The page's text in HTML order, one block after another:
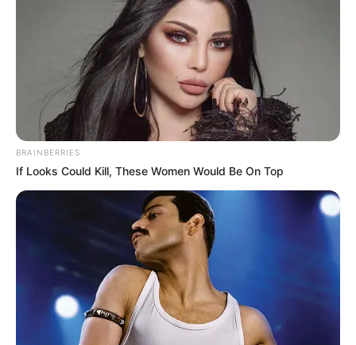
BRAINBERRIES
If Looks Could Kill, These Women Would Be On Top